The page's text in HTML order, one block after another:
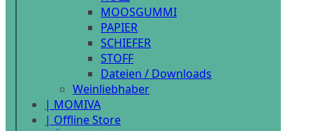
MOOSGUMMI
PAPIER
SCHIEFER
STOFF
Dateien / Downloads
Weinliebhaber
| MOMIVA
| Offline Store